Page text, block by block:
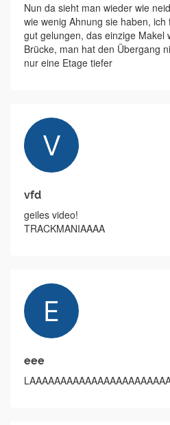
Nun da sieht man wieder wie
wie wenig Ahnung sie haben,
gut gelungen, das einzige Makel
Brücke, man hat den Übergang
nur eine Etage tiefer
vfd
geiles video!
TRACKMANIAAAA
eee